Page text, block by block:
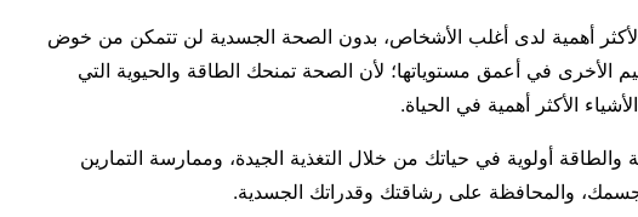
الأكثر أهمية لدى أغلب الأشخاص، بدون الصحة الجسدية لن تتمكن من خوض
الأخرى في أعمق مستوياتها؛ لأن الصحة تمنحك الطاقة والحيوية التي
الأكثر أهمية في الحياة.
أولوية في حياتك من خلال التغذية الجيدة، وممارسة التمارين
والمحافظة على رشاقتك وقدراتك الجسدية.